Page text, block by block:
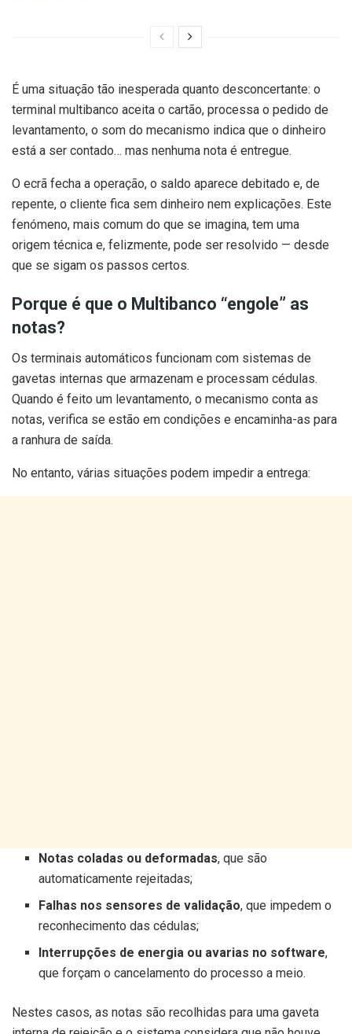
É uma situação tão inesperada quanto desconcertante: o
terminal multibanco aceita o cartão, processa o pedido de
levantamento, o som do mecanismo indica que o dinheiro
está a ser contado… mas nenhuma nota é entregue.
O ecrã fecha a operação, o saldo aparece debitado e, de
repente, o cliente fica sem dinheiro nem explicações. Este
fenómeno, mais comum do que se imagina, tem uma
origem técnica e, felizmente, pode ser resolvido — desde
que se sigam os passos certos.
Porque é que o Multibanco “engole” as
notas?
Os terminais automáticos funcionam com sistemas de
gavetas internas que armazenam e processam cédulas.
Quando é feito um levantamento, o mecanismo conta as
notas, verifica se estão em condições e encaminha-as para
a ranhura de saída.
No entanto, várias situações podem impedir a entrega:
Notas coladas ou deformadas, que são
automaticamente rejeitadas;
Falhas nos sensores de validação, que impedem o
reconhecimento das cédulas;
Interrupções de energia ou avarias no software,
que forçam o cancelamento do processo a meio.
Nestes casos, as notas são recolhidas para uma gaveta